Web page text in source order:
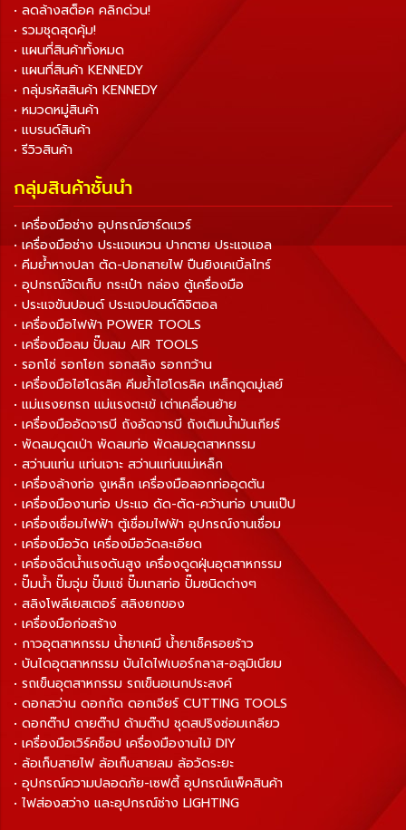
• ลดล้างสต็อค คลิกด่วน!
• รวมชุดสุดคุ้ม!
• แผนที่สินค้าทั้งหมด
• แผนที่สินค้า KENNEDY
• กลุ่มรหัสสินค้า KENNEDY
• หมวดหมู่สินค้า
• แบรนด์สินค้า
• รีวิวสินค้า
กลุ่มสินค้าชั้นนำ
• เครื่องมือช่าง อุปกรณ์ฮาร์ดแวร์
• เครื่องมือช่าง ประแจแหวน ปากตาย ประแจแอล
• คีมย้ำหางปลา ตัด-ปอกสายไฟ ปืนยิงเคเบิ้ลไทร์
• อุปกรณ์จัดเก็บ กระเป๋า กล่อง ตู้เครื่องมือ
• ประแจขันปอนด์ ประแจปอนด์ดิจิตอล
• เครื่องมือไฟฟ้า POWER TOOLS
• เครื่องมือลม ปั๊มลม AIR TOOLS
• รอกโซ่ รอกโยก รอกสลิง รอกกว้าน
• เครื่องมือไฮโดรลิค คีมย้ำไฮโดรลิค เหล็กดูดมู่เลย์
• แม่แรงยกรถ แม่แรงตะเข้ เต่าเคลื่อนย้าย
• เครื่องมืออัดจารบี ถังอัดจารบี ถังเติมน้ำมันเกียร์
• พัดลมดูดเป่า พัดลมท่อ พัดลมอุตสาหกรรม
• สว่านแท่น แท่นเจาะ สว่านแท่นแม่เหล็ก
• เครื่องล้างท่อ งูเหล็ก เครื่องมือลอกท่ออุดตัน
• เครื่องมืองานท่อ ประแจ ดัด-ตัด-คว้านท่อ บานแป๊ป
• เครื่องเชื่อมไฟฟ้า ตู้เชื่อมไฟฟ้า อุปกรณ์งานเชื่อม
• เครื่องมือวัด เครื่องมือวัดละเอียด
• เครื่องฉีดน้ำแรงดันสูง เครื่องดูดฝุ่นอุตสาหกรรม
• ปั๊มน้ำ ปั๊มจุ่ม ปั๊มแช่ ปั๊มเทสท่อ ปั๊มชนิดต่างๆ
• สลิงโพลีเยสเตอร์ สลิงยกของ
• เครื่องมือก่อสร้าง
• กาวอุตสาหกรรม น้ำยาเคมี น้ำยาเช็ครอยร้าว
• บันไดอุตสาหกรรม บันไดไฟเบอร์กลาส-อลูมิเนียม
• รถเข็นอุตสาหกรรม รถเข็นอเนกประสงค์
• ดอกสว่าน ดอกกัด ดอกเจียร์ CUTTING TOOLS
• ดอกต๊าป ดายต๊าป ด้ามต๊าป ชุดสปริงซ่อมเกลียว
• เครื่องมือเวิร์คช็อป เครื่องมืองานไม้ DIY
• ล้อเก็บสายไฟ ล้อเก็บสายลม ล้อวัดระยะ
• อุปกรณ์ความปลอดภัย-เซฟตี้ อุปกรณ์แพ็คสินค้า
• ไฟส่องสว่าง และอุปกรณ์ช่าง LIGHTING